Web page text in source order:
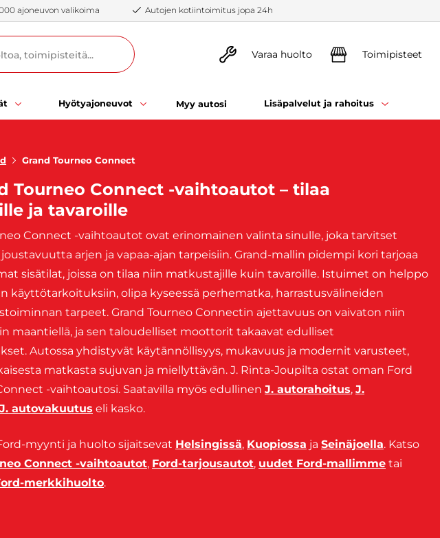
ajoneuvon valikoima Autojen kotiintoimitus jopa 24h
Varaa huolto Toimipisteet
Hyötyajoneuvot Myy autosi Lisäpalvelut ja rahoitus
Grand Tourneo Connect
Tourneo Connect -vaihtoautot – tilaa
ja tavaroille
Connect -vaihtoautot ovat erinomainen valinta sinulle, joka tarvitset
arjen ja vapaa-ajan tarpeisiin. Grand-mallin pidempi kori tarjoaa
sisätilat, joissa on tilaa niin matkustajille kuin tavaroille. Istuimet on helppo
käyttötarkoituksiin, olipa kyseessä perhematka, harrastusvälineiden
tarpeet. Grand Tourneo Connectin ajettavuus on vaivaton niin
maantiellä, ja sen taloudelliset moottorit takaavat edulliset
Autossa yhdistyvät käytännöllisyys, mukavuus ja modernit varusteet,
matkasta sujuvan ja miellyttävän. J. Rinta-Joupilta ostat oman Ford
-vaihtoautosi. Saatavilla myös edullinen J. autorahoitus, J.
J. autovakuutus eli kasko.
myynti ja huolto sijaitsevat Helsingissä, Kuopiossa ja Seinäjoella. Katso
Connect -vaihtoautot, Ford-tarjousautot, uudet Ford-mallimme tai
merkkihuolto.